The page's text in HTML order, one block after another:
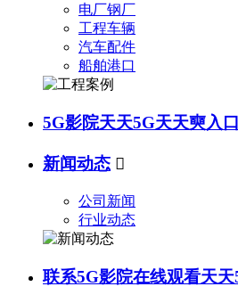
电厂钢厂
工程车辆
汽车配件
船舶港口
5G影院天天5G天天奭入
新闻动态 
公司新闻
行业动态
联系5G影院在线观看天